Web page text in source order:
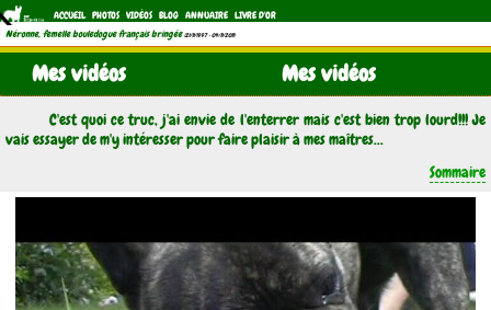
ACCUEIL PHOTOS VIDÉOS BLOG ANNUAIRE LIVRE D'OR
Néronne, femelle bouledogue français bringée (21/11/1997 - 04/11/2011)
Mes vidéos Mes vidéos
C'est quoi ce truc, j'ai envie de l'enterrer mais c'est bien trop lourd!!! Je
vais essayer de m'y intéresser pour faire plaisir à mes maîtres...
Sommaire